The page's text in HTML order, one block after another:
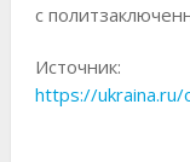
с
Источник:
https://